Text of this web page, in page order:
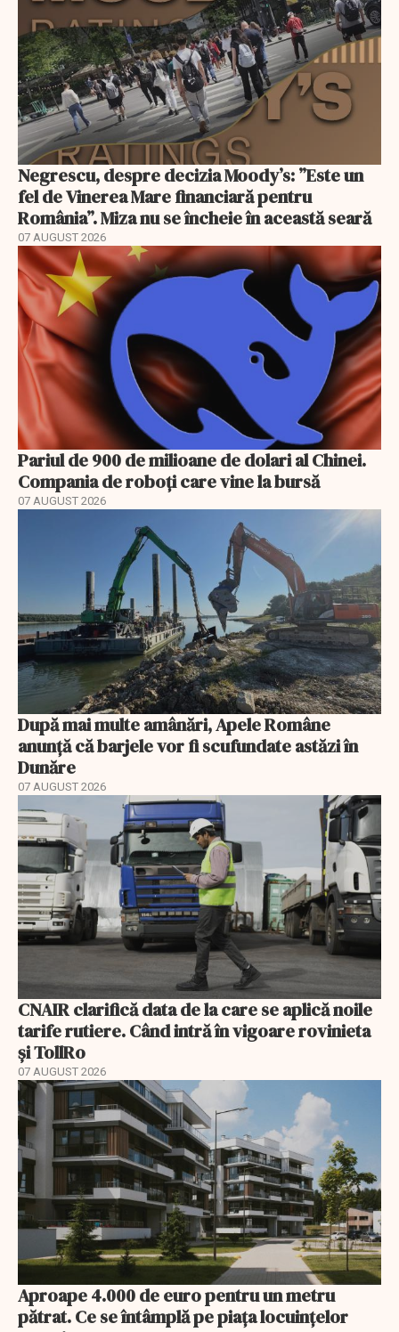
Negrescu, despre decizia Moody’s: ”Este un
fel de Vinerea Mare financiară pentru
România”. Miza nu se încheie în această seară
07 AUGUST 2026
Pariul de 900 de milioane de dolari al Chinei.
Compania de roboți care vine la bursă
07 AUGUST 2026
După mai multe amânări, Apele Române
anunță că barjele vor fi scufundate astăzi în
Dunăre
07 AUGUST 2026
CNAIR clarifică data de la care se aplică noile
tarife rutiere. Când intră în vigoare rovinieta
și TollRo
07 AUGUST 2026
Aproape 4.000 de euro pentru un metru
pătrat. Ce se întâmplă pe piața locuințelor